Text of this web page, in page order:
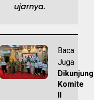
ujarnya.
Baca
Juga
Komite
II